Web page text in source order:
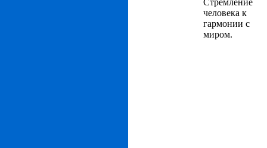
Стремление
человека к
гармонии с
миром.